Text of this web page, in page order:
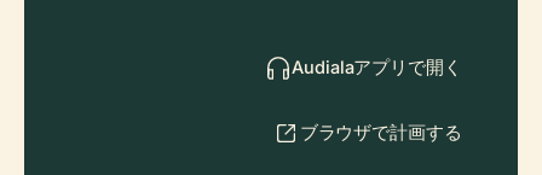
Audialaアプリで開く
ブラウザで計画する